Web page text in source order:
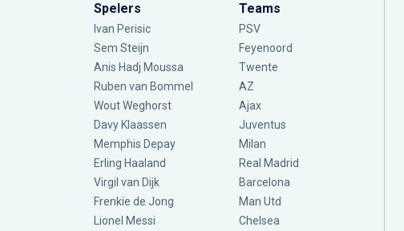
Spelers
Ivan Perisic
Sem Steijn
Anis Hadj Moussa
Ruben van Bommel
Wout Weghorst
Davy Klaassen
Memphis Depay
Erling Haaland
Virgil van Dijk
Frenkie de Jong
Lionel Messi
Teams
PSV
Feyenoord
Twente
AZ
Ajax
Juventus
Milan
Real Madrid
Barcelona
Man Utd
Chelsea